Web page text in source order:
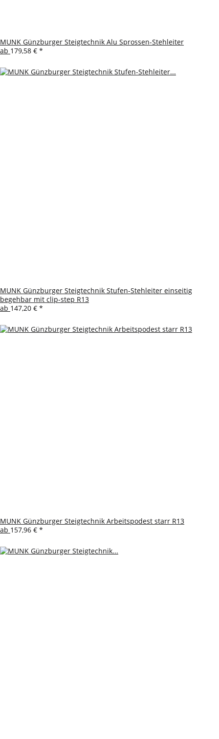
MUNK Günzburger Steigtechnik Alu Sprossen-Stehleiter
ab 179,58 € *
MUNK Günzburger Steigtechnik Stufen-Stehleiter einseitig
begehbar mit clip-step R13
ab 147,20 € *
MUNK Günzburger Steigtechnik Arbeitspodest starr R13
ab 157,96 € *